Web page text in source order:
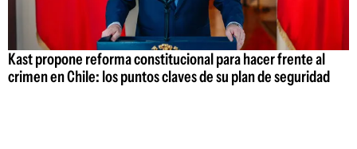
Kast propone reforma constitucional para hacer frente al
crimen en Chile: los puntos claves de su plan de seguridad